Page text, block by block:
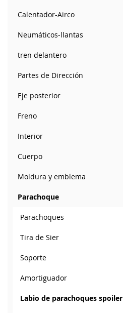
Calentador-Airco
Neumáticos-llantas
tren delantero
Partes de Dirección
Eje posterior
Freno
Interior
Cuerpo
Moldura y emblema
Parachoque
Parachoques
Tira de Sier
Soporte
Amortiguador
Labio de parachoques spoiler